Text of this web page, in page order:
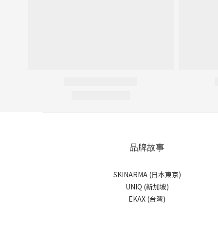
品牌故事
SKINARMA (日本東京)
UNIQ (新加坡)
EKAX (台灣)